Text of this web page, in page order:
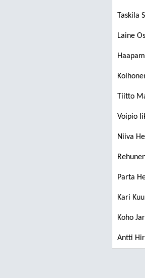
Taskila
Laine
Tiitto
Voipio
Niiva
Parta
Kari
Koho
Antti